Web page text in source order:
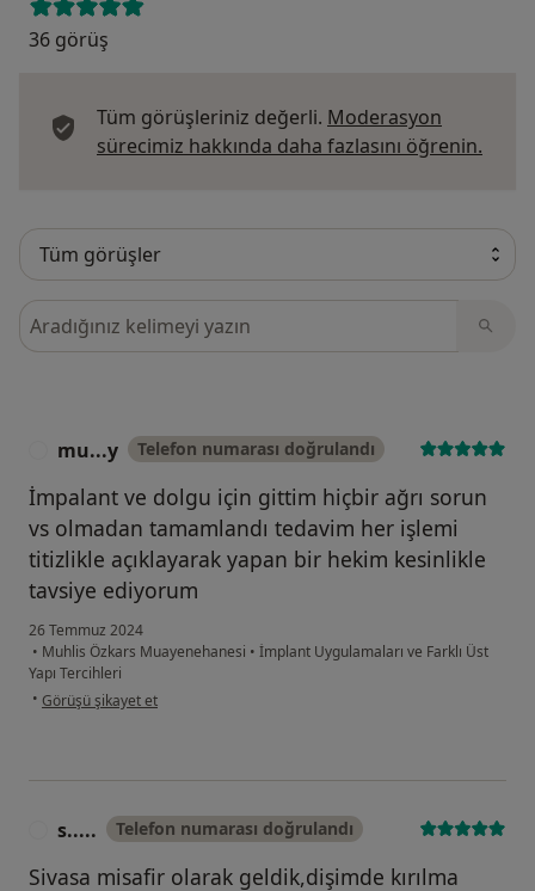
36 görüş
Tüm görüşleriniz değerli. Moderasyon
sürecimiz hakkında daha fazlasını öğrenin.
Görüşler içerisinde ara
mu...y Telefon numarası doğrulandı
İmpalant ve dolgu için gittim hiçbir ağrı sorun
vs olmadan tamamlandı tedavim her işlemi
titizlikle açıklayarak yapan bir hekim kesinlikle
tavsiye ediyorum
26 Temmuz 2024
• Muhlis Özkars Muayenehanesi • İmplant Uygulamaları ve Farklı Üst
Yapı Tercihleri
• kullanıcının görüşüne göre mu...y
Görüşü şikayet et
s..... Telefon numarası doğrulandı
Sivasa misafir olarak geldik,dişimde kırılma